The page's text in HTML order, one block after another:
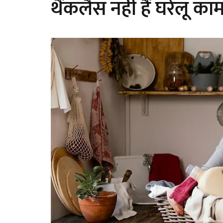
थैंकलैस नहीं हैं घरेलू